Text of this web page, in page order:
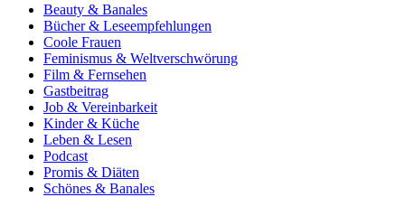
Beauty & Banales
Bücher & Leseempfehlungen
Coole Frauen
Feminismus & Weltverschwörung
Film & Fernsehen
Gastbeitrag
Job & Vereinbarkeit
Kinder & Küche
Leben & Lesen
Podcast
Promis & Diäten
Schönes & Banales